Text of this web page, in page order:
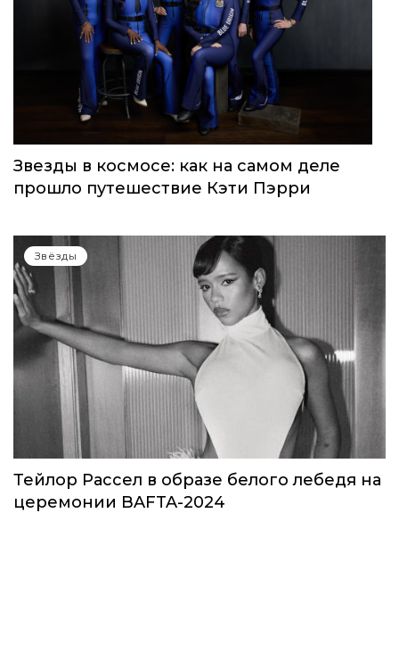
Звезды в космосе: как на самом деле
прошло путешествие Кэти Пэрри
Звёзды
Тейлор Рассел в образе белого лебедя на
церемонии BAFTA-2024